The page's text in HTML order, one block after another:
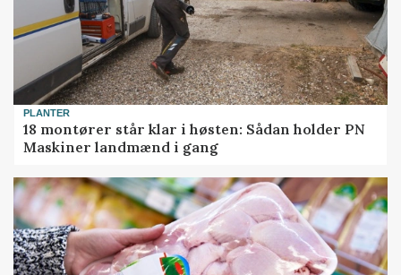
PLANTER
18 montører står klar i høsten: Sådan holder PN
Maskiner landmænd i gang